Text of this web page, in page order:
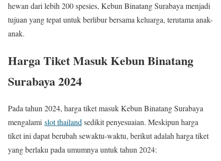
hewan dari lebih 200 spesies, Kebun Binatang Surabaya menjadi
tujuan yang tepat untuk berlibur bersama keluarga, terutama anak-
anak.
Harga Tiket Masuk Kebun Binatang
Surabaya 2024
Pada tahun 2024, harga tiket masuk Kebun Binatang Surabaya
mengalami slot thailand sedikit penyesuaian. Meskipun harga
tiket ini dapat berubah sewaktu-waktu, berikut adalah harga tiket
yang berlaku pada umumnya untuk tahun 2024: